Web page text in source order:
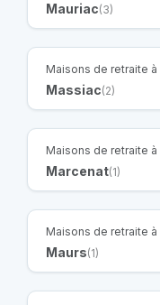
Mauriac(3)
Maisons de retraite à
Massiac(2)
Maisons de retraite à
Marcenat(1)
Maisons de retraite à
Maurs(1)